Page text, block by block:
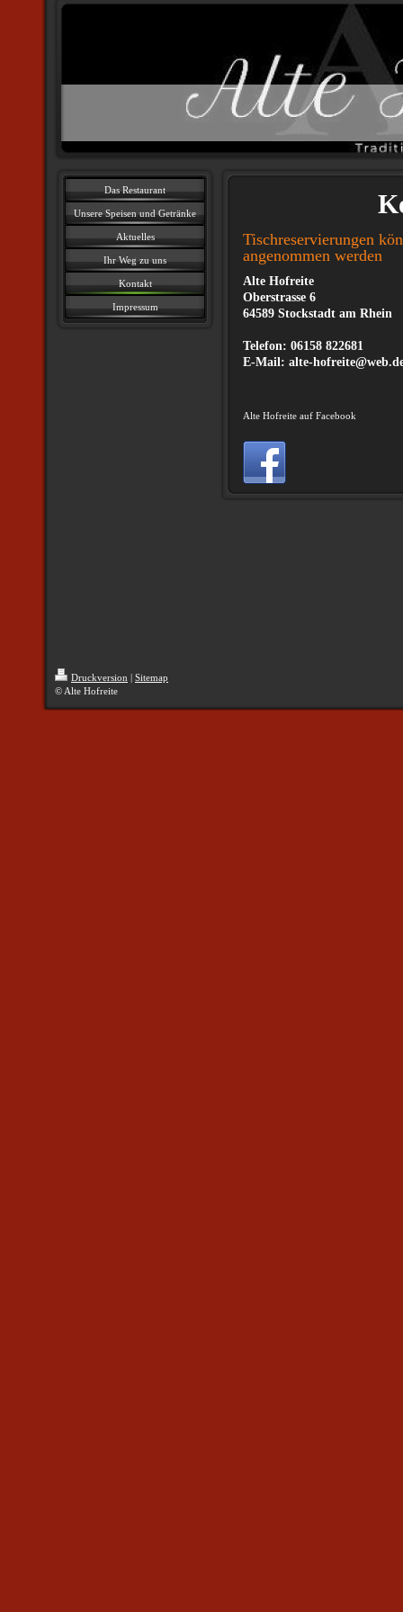
Das Restaurant
Unsere Speisen und Getränke
Aktuelles
Ihr Weg zu uns
Kontakt
Impressum
Tischreservierungen
angenommen werden
Alte Hofreite
Oberstrasse 6
64589 Stockstadt am Rhein
Telefon: 06158 822681
E-Mail: alte-
Alte Hofreite auf Facebook
Druckversion | Sitemap
© Alte Hofreite